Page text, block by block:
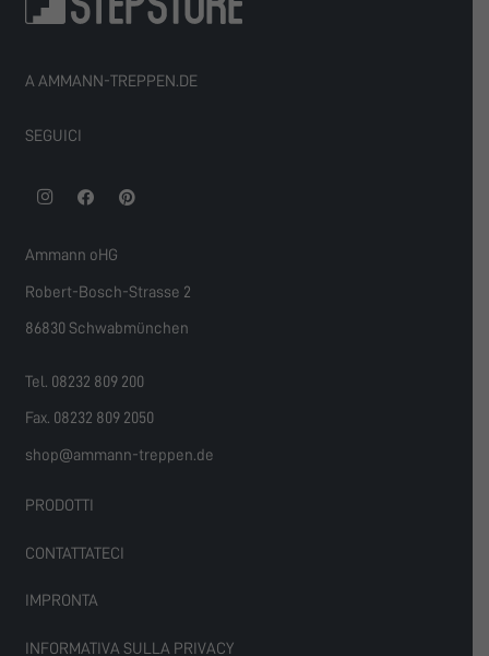
A AMMANN-TREPPEN.DE
SEGUICI
Ammann oHG
Robert-Bosch-Strasse 2
86830 Schwabmünchen
Tel. 08232 809 200
Fax. 08232 809 2050
shop@ammann-treppen.de
PRODOTTI
CONTATTATECI
IMPRONTA
INFORMATIVA SULLA PRIVACY